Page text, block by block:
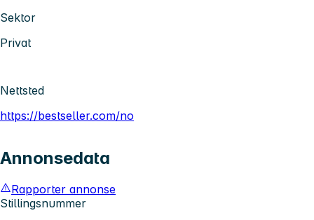
Sektor
Privat
Nettsted
https://bestseller.com/no
Annonsedata
Rapporter annonse
Stillingsnummer